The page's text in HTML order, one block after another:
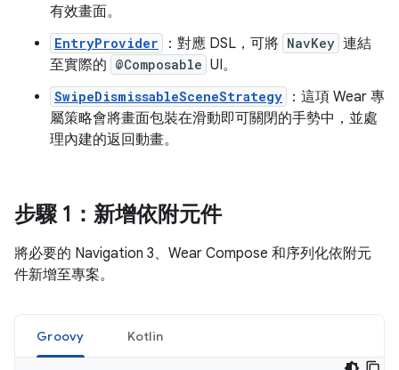
有效畫面。
EntryProvider ：對應 DSL，可將 NavKey 連結
至實際的 @Composable UI。
SwipeDismissableSceneStrategy
：這項 Wear 專
屬策略會將畫面包裝在滑動即可關閉的手勢中，並處
理內建的返回動畫。
步驟 1：新增依附元件
將必要的 Navigation 3、Wear Compose 和序列化依附元
件新增至專案。
Groovy Kotlin